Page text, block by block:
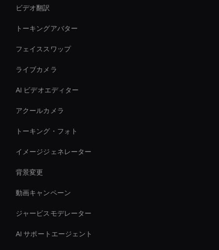
ビデオ翻訳
トーキングアバター
フェイススワップ
ライブカメラ
AI ビデオエディター
アクールカメラ
トーキング・フォト
イメージジェネレーター
背景変更
動画キャンペーン
ジャービスモデレーター
AI サポートエージェント